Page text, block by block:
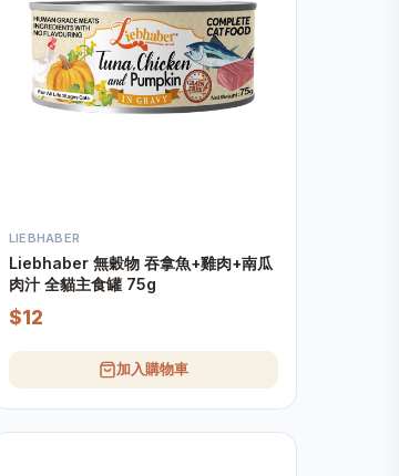
LIEBHABER
Liebhaber 無穀物 吞拿魚+雞肉+南瓜
肉汁 全貓主食罐 75g
$12
加入購物車